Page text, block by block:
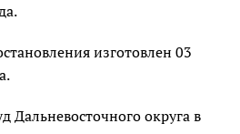
изготовлен 03
Дальневосточного округа в